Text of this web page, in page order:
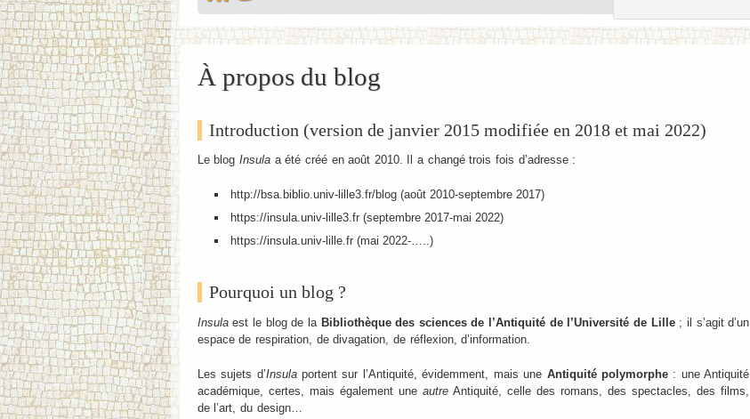
À propos du blog
Introduction (version de janvier 2015 modifiée en 2018 et mai 2022)
Le blog Insulaa été créé en août 2010. Il a changé trois fois d’adresse :
http://bsa.biblio.univ-lille3.fr/blog (août 2010-septembre 2017)
https://insula.univ-lille3.fr (septembre 2017-mai 2022)
https://insula.univ-lille.fr (mai 2022-…..)
Pourquoi un blog ?
Insulaest le blog de la Bibliothèque des sciences de l’Antiquité de l’Université de Lille; il s’agit d’un
espace de respiration, de divagation, de réflexion, d’information.
Les sujets d’Insulaportent sur l’Antiquité, évidemment, mais une Antiquité polymorphe : une Antiquité
académique, certes, mais également une autreAntiquité, celle des romans, des spectacles, des films,
de l’art, du design…